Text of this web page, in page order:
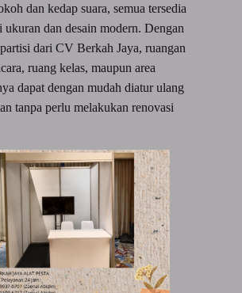
dan kedap suara, semua tersedia
ukuran dan desain modern. Dengan
dari CV Berkah Jaya, ruangan
ruang kelas, maupun area
dapat dengan mudah diatur ulang
tanpa perlu melakukan renovasi